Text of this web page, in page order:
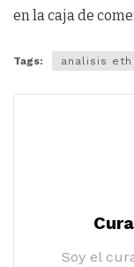
en la caja de
Tags: analisis eth
Soy el